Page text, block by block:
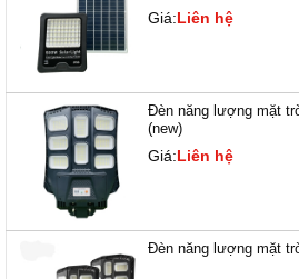
Giá:Liên hệ
Đèn năng lượng mặt
(new)
Giá:Liên hệ
Đèn năng lượng mặt